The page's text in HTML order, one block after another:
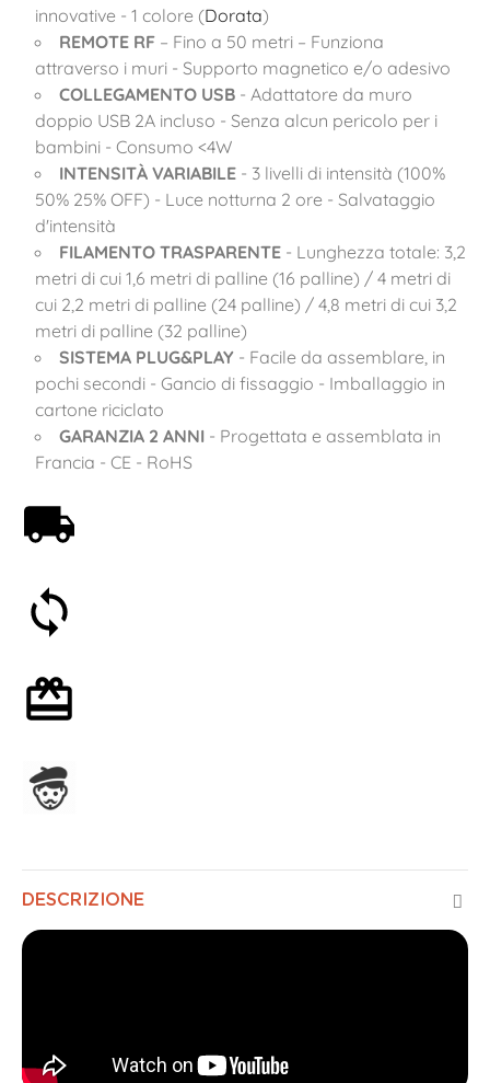
innovative - 1 colore (Dorata)
REMOTE RF – Fino a 50 metri – Funziona
attraverso i muri - Supporto magnetico e/o adesivo
COLLEGAMENTO USB - Adattatore da muro
doppio USB 2A incluso - Senza alcun pericolo per i
bambini - Consumo <4W
INTENSITÀ VARIABILE - 3 livelli di intensità (100%
50% 25% OFF) - Luce notturna 2 ore - Salvataggio
d'intensità
FILAMENTO TRASPARENTE - Lunghezza totale: 3,2
metri di cui 1,6 metri di palline (16 palline) / 4 metri di
cui 2,2 metri di palline (24 palline) / 4,8 metri di cui 3,2
metri di palline (32 palline)
SISTEMA PLUG&PLAY - Facile da assemblare, in
pochi secondi - Gancio di fissaggio - Imballaggio in
cartone riciclato
GARANZIA 2 ANNI - Progettata e assemblata in
Francia - CE - RoHS
DESCRIZIONE